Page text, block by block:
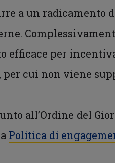
a un radicamento
efficace per
cui non viene
all’Ordine del
Politica di